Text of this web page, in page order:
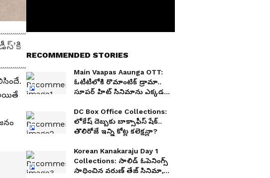
RECOMMENDED STORIES
Main Vaapas Aaunga OTT:
ఓటీటీలోకి రొమాంటిక్ డ్రామా..
సూపర్ హిట్ సినిమాను ఎక్కడ
DC Box Office Collections:
లోకేష్ దెబ్బకు బాక్సాఫీస్ షేక్..
తొలిరోజే ఇన్ని కోట్ల కలెక్షన్లా?
Korean Kanakaraju Day 1
Collections: సాలిడ్ ఓపెనింగ్స్
సాధించిన వరుణ్ తేజ్ సినిమా,